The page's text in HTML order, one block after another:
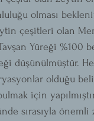
olması
çeşitleri olan
Yüreği %100
düşünülmüştür.
olduğu
için
sırasıyla